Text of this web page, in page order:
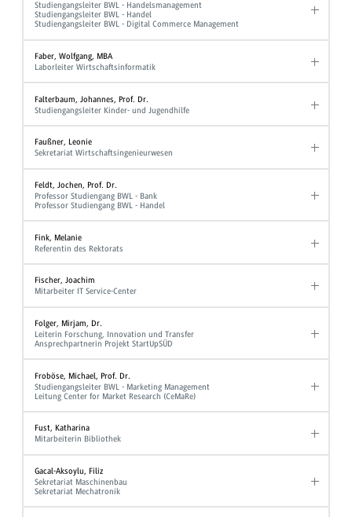
Studiengangsleiter BWL - Handelsmanagement
Studiengangsleiter BWL - Handel
Studiengangsleiter BWL - Digital Commerce Management
Faber, Wolfgang, MBA
Laborleiter Wirtschaftsinformatik
Falterbaum, Johannes, Prof. Dr.
Studiengangsleiter Kinder- und Jugendhilfe
Faußner, Leonie
Sekretariat Wirtschaftsingenieurwesen
Feldt, Jochen, Prof. Dr.
Professor Studiengang BWL - Bank
Professor Studiengang BWL - Handel
Fink, Melanie
Referentin des Rektorats
Fischer, Joachim
Mitarbeiter IT Service-Center
Folger, Mirjam, Dr.
Leiterin Forschung, Innovation und Transfer
Ansprechpartnerin Projekt StartUpSÜD
Froböse, Michael, Prof. Dr.
Studiengangsleiter BWL - Marketing Management
Leitung Center for Market Research (CeMaRe)
Fust, Katharina
Mitarbeiterin Bibliothek
Gacal-Aksoylu, Filiz
Sekretariat Maschinenbau
Sekretariat Mechatronik